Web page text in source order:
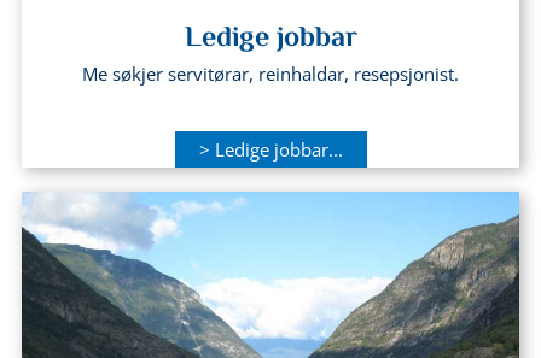
Ledige jobbar
Me søkjer servitørar, reinhaldar, resepsjonist.
> Ledige jobbar...